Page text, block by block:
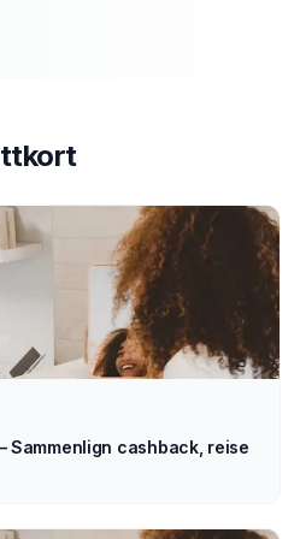
din og tar kontakt med
1–2 virkedager.
cashback, reise